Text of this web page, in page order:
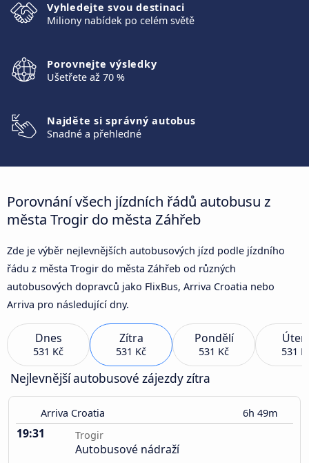
Vyhledejte svou destinaci
Miliony nabídek po celém světě
Porovnejte výsledky
Ušetřete až 70 %
Najděte si správný autobus
Snadné a přehledné
Porovnání všech jízdních řádů autobusu z
města Trogir do města Záhřeb
Zde je výběr nejlevnějších autobusových jízd podle jízdního
řádu z města Trogir do města Záhřeb od různých
autobusových dopravců jako FlixBus, Arriva Croatia nebo
Arriva pro následující dny.
Dnes
531 Kč
Zítra
531 Kč
Pondělí
531 Kč 531
Nejlevnější autobusové zájezdy zítra
Arriva Croatia 6h 49m
19:31 Trogir
Autobusové nádraží